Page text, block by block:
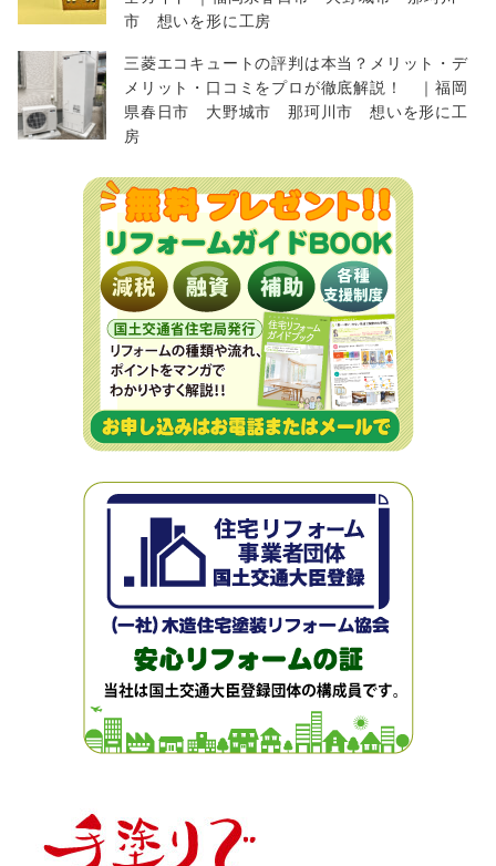
市 想いを形に工房
三菱エコキュートの評判は本当？メリット・デ
メリット・口コミをプロが徹底解説！ ｜福岡
県春日市 大野城市 那珂川市 想いを形に工
房